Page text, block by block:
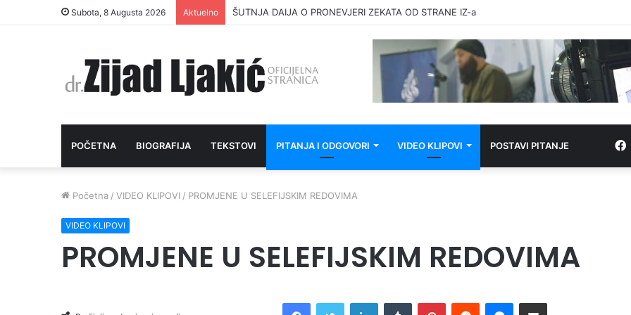
Subota, 8 Augusta 2026 Aktuelno ŠUTNJA DAIJA O PRONEVJERI ZEKATA OD STRANE IZ-a
POČETNA BIOGRAFIJA TEKSTOVI PITANJA I ODGOVORI VIDEO KLIPOVI POSTAVI PITANJE
Početna / VIDEO KLIPOVI / PROMJENE U SELEFIJSKIM REDOVIMA
VIDEO KLIPOVI
PROMJENE U SELEFIJSKIM REDOVIMA